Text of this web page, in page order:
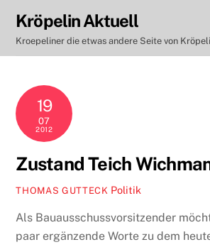
content
Kröpelin Aktuell
Kroepeliner die etwas andere Seite von
19
07
2012
Zustand Teich
THOMAS GUTTECK Politik
Als Bauausschussvorsitzender
paar ergänzende Worte zu dem